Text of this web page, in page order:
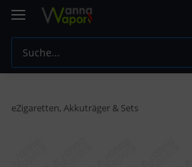
eZigaretten, Akkuträger & Sets